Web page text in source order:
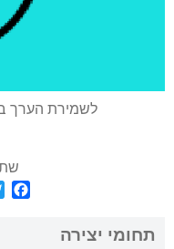
לשמירת הערך
תחומי יצירה